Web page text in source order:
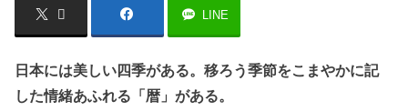
LINE
日本には美しい四季がある。移ろう季節をこまやかに記
した情緒あふれる「暦」がある。